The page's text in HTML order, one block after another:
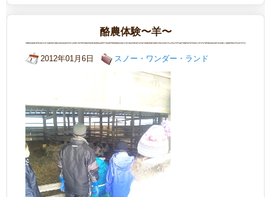
酪農体験〜羊〜
2012年01月6日 スノー・ワンダー・ランド